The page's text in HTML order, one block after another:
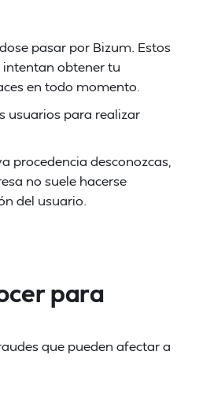
pasar por Bizum. Estos
intentan obtener tu
en todo momento.
usuarios para realizar
procedencia desconozcas,
no suele hacerse
del usuario.
para
que pueden afectar a